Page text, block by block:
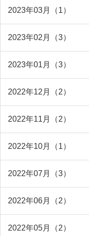
2023年03月（1）
2023年02月（3）
2023年01月（3）
2022年12月（2）
2022年11月（2）
2022年10月（1）
2022年07月（3）
2022年06月（2）
2022年05月（2）